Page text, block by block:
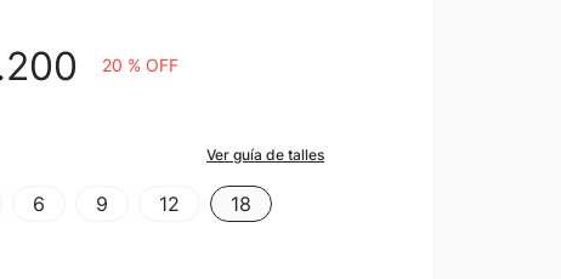
200 20 % OFF
6 9 12 18
Ver guía de talles